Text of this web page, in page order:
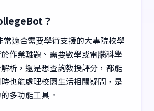
？
適合需要學術支援的大專院校學
作業難題、需要數學或電腦科學
析，還是想查詢教授評分，都能
也能處理校園生活相關疑問，是
多功能工具。